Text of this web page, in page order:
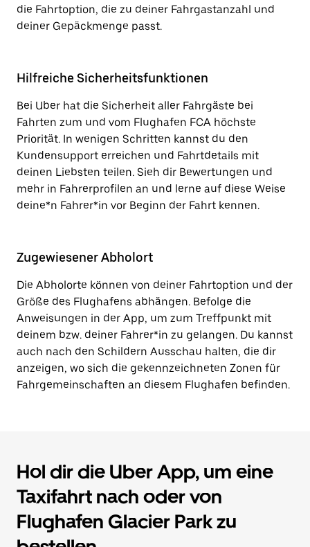
die Fahrtoption, die zu deiner Fahrgastanzahl und
deiner Gepäckmenge passt.
Hilfreiche Sicherheitsfunktionen
Bei Uber hat die Sicherheit aller Fahrgäste bei
Fahrten zum und vom Flughafen FCA höchste
Priorität. In wenigen Schritten kannst du den
Kundensupport erreichen und Fahrtdetails mit
deinen Liebsten teilen. Sieh dir Bewertungen und
mehr in Fahrerprofilen an und lerne auf diese Weise
deine*n Fahrer*in vor Beginn der Fahrt kennen.
Zugewiesener Abholort
Die Abholorte können von deiner Fahrtoption und der
Größe des Flughafens abhängen. Befolge die
Anweisungen in der App, um zum Treffpunkt mit
deinem bzw. deiner Fahrer*in zu gelangen. Du kannst
auch nach den Schildern Ausschau halten, die dir
anzeigen, wo sich die gekennzeichneten Zonen für
Fahrgemeinschaften an diesem Flughafen befinden.
Hol dir die Uber App, um eine
Taxifahrt nach oder von
Flughafen Glacier Park zu